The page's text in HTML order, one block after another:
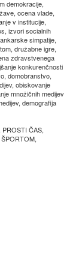
demokracije,
ocena vlade,
v institucije,
izvori socialnih
simpatije,
družabne igre,
zdravstvenega
konkurenčnosti
domobranstvo,
obiskovanje
množičnih medijev
demografija
ČAS,